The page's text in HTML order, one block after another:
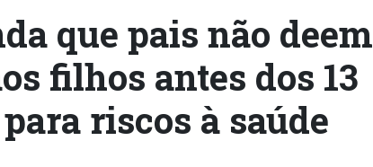
que pais não deem
filhos antes dos 13
riscos à saúde